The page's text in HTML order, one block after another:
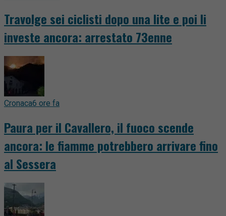
Travolge sei ciclisti dopo una lite e poi li
investe ancora: arrestato 73enne
Cronaca6 ore fa
Paura per il Cavallero, il fuoco scende
ancora: le fiamme potrebbero arrivare fino
al Sessera